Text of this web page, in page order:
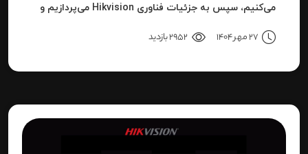
می‌کنیم، سپس به جزئیات فناوری Hikvision می‌پردازیم و
نتیجه می‌رسیم.
27 مهر 1404 2952 بازدید